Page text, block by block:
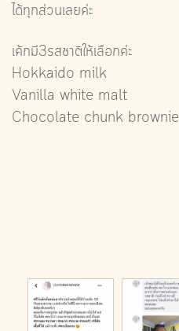
ได้ทุกส่วนเลยค่ะ
เค้กมี3รสชาติให้เลือกค่ะ
Hokkaido milk
Vanilla white malt
Chocolate chunk brownie